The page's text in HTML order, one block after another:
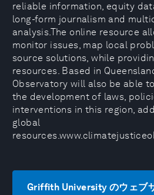
reliable information, equity
long-form journalism and
analysis.The online resource
monitor issues, map local
source solutions, while
resources. Based in
Observatory will also be able
the development of laws,
interventions in this region,
global
Griffith University のウェブ